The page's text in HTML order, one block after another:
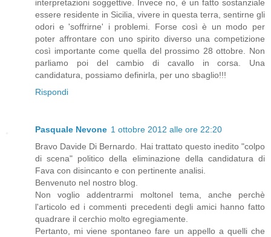
interpretazioni soggettive. Invece no, è un fatto sostanziale
essere residente in Sicilia, vivere in questa terra, sentirne gli
odori e 'soffrirne' i problemi. Forse così è un modo per
poter affrontare con uno spirito diverso una competizione
così importante come quella del prossimo 28 ottobre. Non
parliamo poi del cambio di cavallo in corsa. Una
candidatura, possiamo definirla, per uno sbaglio!!!
Rispondi
Pasquale Nevone 1 ottobre 2012 alle ore 22:20
Bravo Davide Di Bernardo. Hai trattato questo inedito "colpo
di scena" politico della eliminazione della candidatura di
Fava con disincanto e con pertinente analisi.
Benvenuto nel nostro blog.
Non voglio addentrarmi moltonel tema, anche perchè
l'articolo ed i commenti precedenti degli amici hanno fatto
quadrare il cerchio molto egregiamente.
Pertanto, mi viene spontaneo fare un appello a quelli che